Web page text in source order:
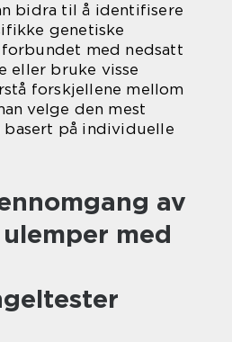
bidra til å identifisere
genetiske
med nedsatt
eller bruke visse
forskjellene mellom
velge den mest
basert på individuelle
av
med